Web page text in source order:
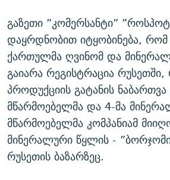
გაზეთი ”კომერსანტი”
დაყრდნობით იტყობინება, რომ
ქართულმა ღვინომ და
გაიარა რეგისტრაცია რუსეთში,
პროდუქციის გატანის
მწარმოებელმა და 4-მა
მწარმოებელმა კომპანიამ
მინერალური წყლის -
რუსეთის ბაზარზეც.